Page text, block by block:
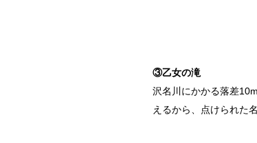
③乙女の滝
沢名川にかかる落差
えるから、点けられた